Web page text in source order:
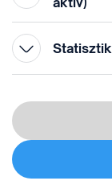
⁣ ⁣
Webes
Süti beállítás